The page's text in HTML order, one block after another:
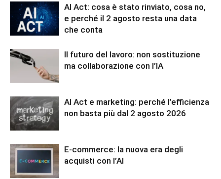
AI Act: cosa è stato rinviato, cosa no,
e perché il 2 agosto resta una data
che conta
Il futuro del lavoro: non sostituzione
ma collaborazione con l’IA
AI Act e marketing: perché l’efficienza
non basta più dal 2 agosto 2026
E-commerce: la nuova era degli
acquisti con l’AI